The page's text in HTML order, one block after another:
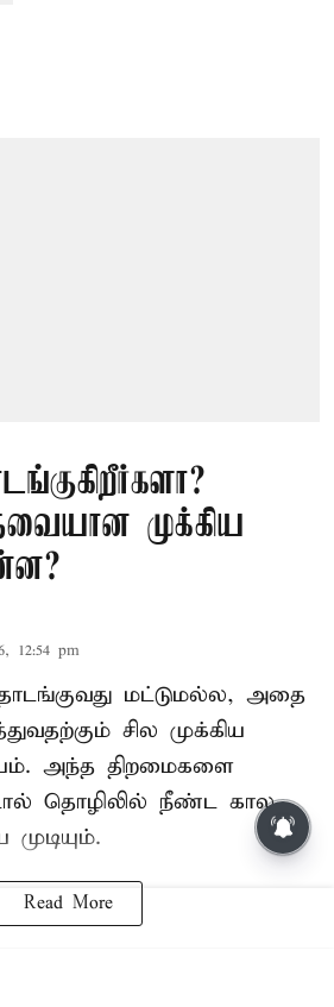
முக்கிய
12:54 pm
மட்டுமல்ல, அதை
சில முக்கிய
அந்த திறமைகளை
தொழிலில் நீண்ட கால
Read More